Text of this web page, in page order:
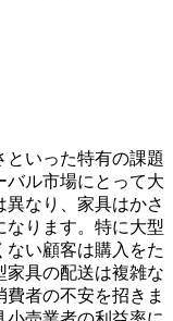
いった特有の課題
バル市場にとって大
なり、家具はかさ
なります。特に大型
い顧客は購入をた
家具の配送は複雑な
者の不安を招きま